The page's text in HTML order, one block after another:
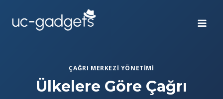
ÇAĞRI MERKEZI YÖNETIMI
Ülkelere Göre Çağrı